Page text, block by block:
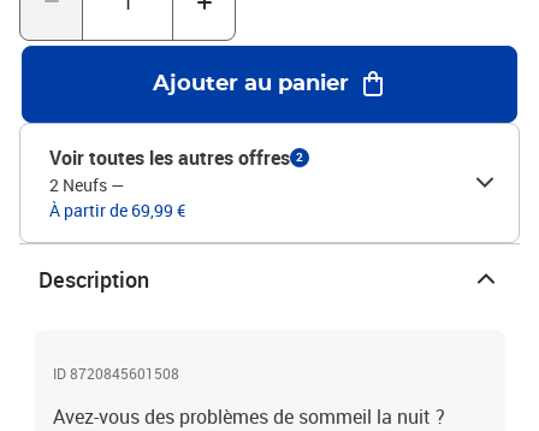
(microfibre 100 % polyester brossé)Matériau de remplissage :
polyester, perles de verre hypoallergéniques non toxiques et
inodoresTaille : 220 x 260 cm (l x L)Taille de la couette : 10 x 10 cm
(L x l)Poids: 11 kg
Ajouter au panier
Voir toutes les autres offres 2
2 Neufs —
À partir de 69,99 €
Description
ID 8720845601508
Avez-vous des problèmes de sommeil la nuit ?